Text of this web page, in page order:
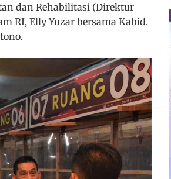
dan Rehabilitasi (Direktur
RI, Elly Yuzar bersama Kabid.